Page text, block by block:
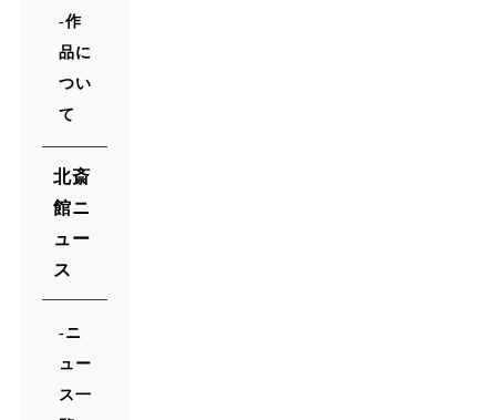
作
品に
つい
て
北斎
館ニ
ュー
ス
ニ
ュー
ス一